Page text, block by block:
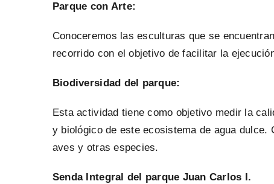
Parque con Arte:
Conoceremos las esculturas que se
recorrido con el objetivo de facilitar la
Biodiversidad del parque:
Esta actividad tiene como objetivo medir la
y biológico de este ecosistema de agua dulce.
aves y otras especies.
Senda Integral del parque Juan Carlos I.